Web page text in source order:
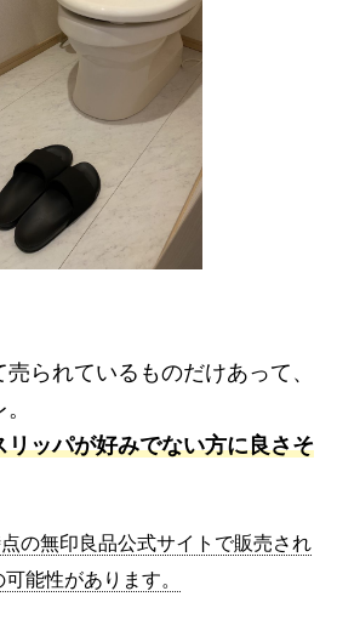
られているものだけあって、
ッパが好みでない方に良さそ
無印良品公式サイトで販売され
能性があります。